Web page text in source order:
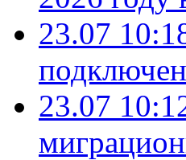
23.07
23.07